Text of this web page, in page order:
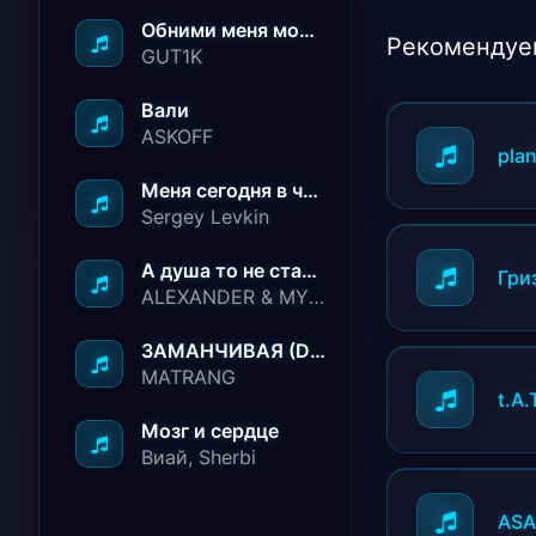
Обними меня молча ничего не говори
GUT1K
Вали
ASKOFF
Меня сегодня в чёрный список занесли
Sergey Levkin
А душа то не стареет
ALEXANDER & MY FAMILY
ЗАМАНЧИВАЯ (Deep House Remix)
MATRANG
Мозг и сердце
Виай, Sherbi